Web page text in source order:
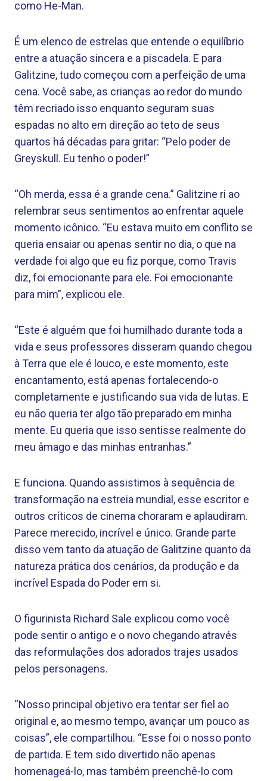
como He-Man.
É um elenco de estrelas que entende o equilíbrio
entre a atuação sincera e a piscadela. E para
Galitzine, tudo começou com a perfeição de uma
cena. Você sabe, as crianças ao redor do mundo
têm recriado isso enquanto seguram suas
espadas no alto em direção ao teto de seus
quartos há décadas para gritar: “Pelo poder de
Greyskull. Eu tenho o poder!”
“Oh merda, essa é a grande cena.” Galitzine ri ao
relembrar seus sentimentos ao enfrentar aquele
momento icônico. “Eu estava muito em conflito se
queria ensaiar ou apenas sentir no dia, o que na
verdade foi algo que eu fiz porque, como Travis
diz, foi emocionante para ele. Foi emocionante
para mim”, explicou ele.
“Este é alguém que foi humilhado durante toda a
vida e seus professores disseram quando chegou
à Terra que ele é louco, e este momento, este
encantamento, está apenas fortalecendo-o
completamente e justificando sua vida de lutas. E
eu não queria ter algo tão preparado em minha
mente. Eu queria que isso sentisse realmente do
meu âmago e das minhas entranhas.”
E funciona. Quando assistimos à sequência de
transformação na estreia mundial, esse escritor e
outros críticos de cinema choraram e aplaudiram.
Parece merecido, incrível e único. Grande parte
disso vem tanto da atuação de Galitzine quanto da
natureza prática dos cenários, da produção e da
incrível Espada do Poder em si.
O figurinista Richard Sale explicou como você
pode sentir o antigo e o novo chegando através
das reformulações dos adorados trajes usados ​​
pelos personagens.
“Nosso principal objetivo era tentar ser fiel ao
original e, ao mesmo tempo, avançar um pouco as
coisas”, ele compartilhou. “Esse foi o nosso ponto
de partida. E tem sido divertido não apenas
homenageá-lo, mas também preenchê-lo com